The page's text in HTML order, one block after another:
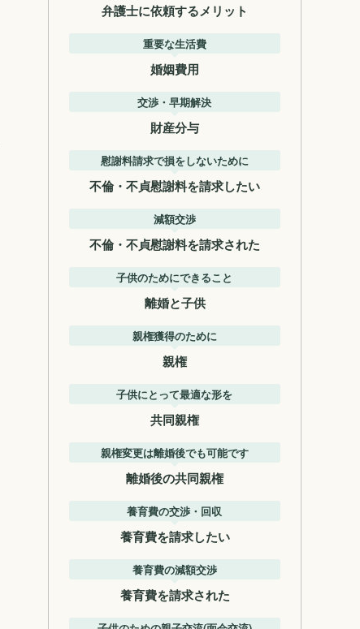
弁護士に依頼するメリット
重要な生活費
婚姻費用
交渉・早期解決
財産分与
慰謝料請求で損をしないために
不倫・不貞慰謝料を請求したい
減額交渉
不倫・不貞慰謝料を請求された
子供のためにできること
離婚と子供
親権獲得のために
親権
子供にとって最適な形を
共同親権
親権変更は離婚後でも可能です
離婚後の共同親権
養育費の交渉・回収
養育費を請求したい
養育費の減額交渉
養育費を請求された